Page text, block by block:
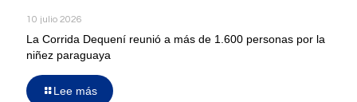
10 julio 2026
La Corrida Dequení reunió a más de 1.600 personas por la
niñez paraguaya
Lee más